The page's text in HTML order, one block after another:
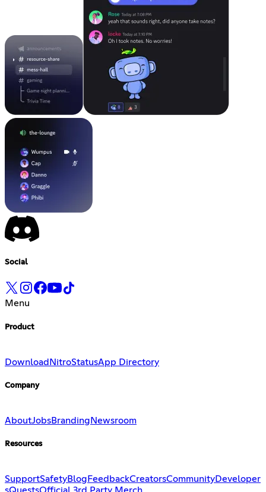
Social
Menu
Product
Download NitroStatusApp Directory
Company
AboutJobsBranding Newsroom
Resources
SupportSafetyBlog FeedbackCreatorsCommunityDeveloper